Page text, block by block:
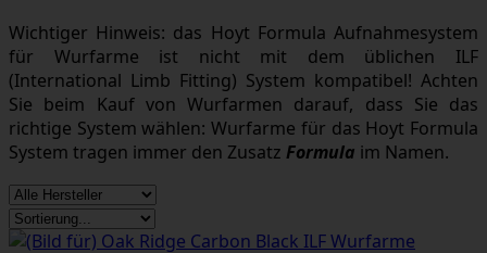
Wichtiger Hinweis: das Hoyt Formula Aufnahmesystem
für Wurfarme ist nicht mit dem üblichen ILF
(International Limb Fitting) System kompatibel! Achten
Sie beim Kauf von Wurfarmen darauf, dass Sie das
richtige System wählen: Wurfarme für das Hoyt Formula
System tragen immer den Zusatz Formula im Namen.